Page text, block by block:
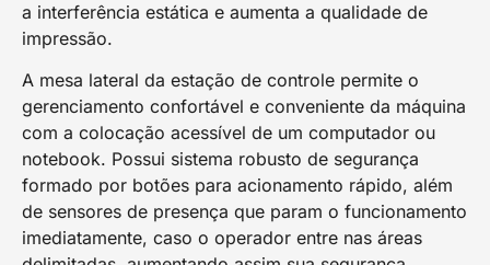
a interferência estática e aumenta a qualidade de
impressão.
A mesa lateral da estação de controle permite o
gerenciamento confortável e conveniente da máquina
com a colocação acessível de um computador ou
notebook. Possui sistema robusto de segurança
formado por botões para acionamento rápido, além
de sensores de presença que param o funcionamento
imediatamente, caso o operador entre nas áreas